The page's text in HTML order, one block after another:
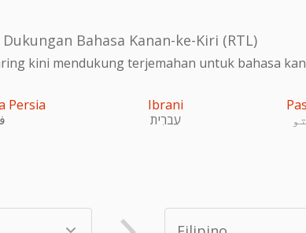
Dukungan Bahasa Kanan-ke-Kiri (RTL)
kini mendukung terjemahan untuk bahasa
Persia
Ibrani
עִברִית